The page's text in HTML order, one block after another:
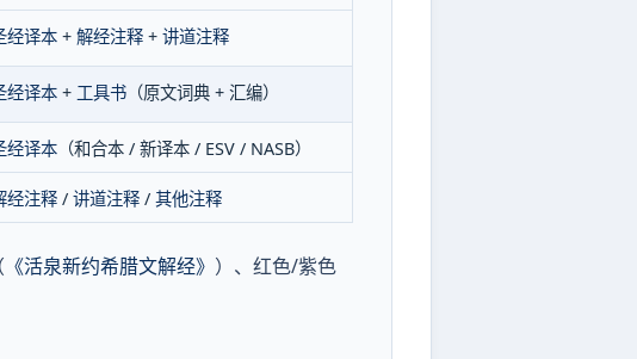
经译本 + 解经注释 + 讲道注释
经译本 + 工具书 （原文词典 + 汇编）
经译本 （和合本 / 新译本 / ESV / NASB）
经注释 / 讲道注释 / 其他注释
《活泉新约希腊文解经》 ）、红色/紫色